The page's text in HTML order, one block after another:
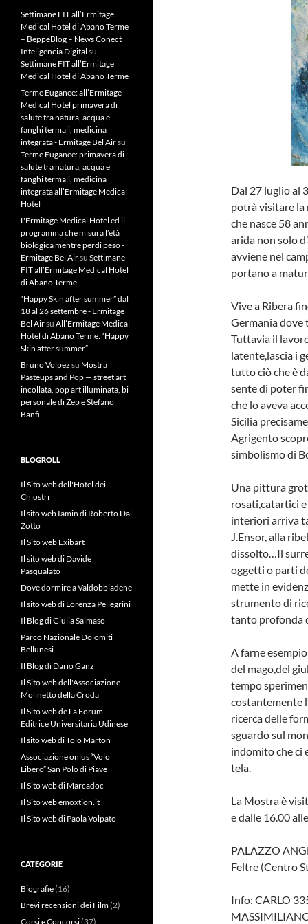
Dal 27 luglio al
potrà visitare la
che nasce 58
arida non solo
avviene nel
portano a
Vive a Ribera
Germania dove
Tuttavia il
latente,lascia i
tutto ciò che è
sente di poter
che lo aveva
Sicilia
Agrigento
simbolismo di
Una pittura
rosati,catartici
interiori arriva
J.Ensor, alla
dissolto…Il
oggetti o parti
mette in
strumento di
tanto profonda
A farne
del mago,del
tempo
costantemente
ricerca delle
sguardo sul
indomito che ci
tela.
La Mostra è
e dalle 16.00
PALAZZO
Feltre (Centro
Info: CARLO
Settimane FIT all’Ermitage
Medical Hotel di Abano Terme
– BeppeBlog – News Conect
Inteligencia Digital su
Settimane FIT all’Ermitage
Medical Hotel di Abano Terme
Terme Euganee: all’Ermitage
Medical Hotel primavera di
salute tra natura, acqua e
fanghi termali, medicina
integrata - Ermitage Bel Airsu
Terme Euganee: primavera di
salute tra natura, acqua e
fanghi termali, medicina
integrata all’Ermitage Medical
Hotel
L'Ermitage Medical Hotel ed il
programma che misura l’età
biologica mentre perdi peso -
Ermitage Bel Airsu Settimane
FIT all’Ermitage Medical Hotel
di Abano Terme
“Happy Skin after summer” dal
18 al 26 settembre - Ermitage
Bel Airsu All’Ermitage Medical
Hotel di Abano Terme: “Happy
Skin after summer”
Bruno Volpez su Mostra
Pasteups and Pop — street art
incollata, pop art illuminata, bi-
personale di Zep e Stefano
Banfi
BLOGROLL
Il Sito web dell'Hotel dei
Chiostri
Il sito web Iamin di Roberto Dal
Zotto
Il Sito web Exibart
Il sito web di Davide
Pasqualato
Dove dormire a Valdobbiadene
Il sito web di Lorenza Pellegrini
Il Blog di Giulia Salmaso
Parco Nazionale Dolomiti
Bellunesi
Il Blog di Dario Ganz
Il Sito web dell'Associazione
Molinetto della Croda
Il Sito web de La Forum
Editrice Universitaria Udinese
Il sito web di Tolo Marton
Associazione onlus “Volo
Libero” San Polo di Piave
Il Sito web di Marcadoc
Il Sito web emoxtion.it
Il Sito web di Paola Volpato
CATEGORIE
Biografie(16)
Brevi recensioni dei Film(2)
Corsi e Concorsi(37)